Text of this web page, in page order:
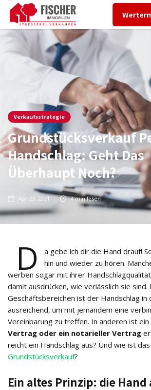
Verkaufsstrategie
Grundstücksverkauf
Handschlag: Geht Das
Überhaupt Noch?
Apr 23, 2021 4min lesen
D
a gebe ich dir die Hand drauf!
hin und wieder zu hören.
werben sogar mit ihrer
damit ausdrücken, wie verlässlich sie sind.
Geschäftsbereichen ist der Handschlag in
ausreichend, um mit jemandem eine
Vereinbarung zu treffen. In anderen ist ein
Vertrag oder ein notarieller Vertrag
reicht ein Handschlag aus? Und wie ist
Grundstücksverkauf?
Ein altes Prinzip: die Hand